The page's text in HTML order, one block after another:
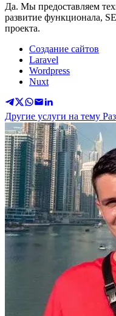
Да. Мы предоставляем
развитие функционала,
проекта.
Создание сайтов
Laravel
Wordpress
Nuxt
Другие услуги на тему